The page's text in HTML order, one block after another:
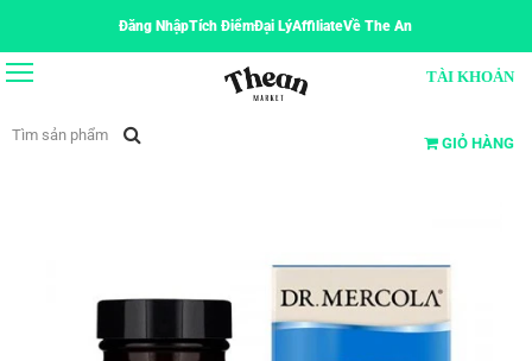
Đăng NhậpTích ĐiểmĐại LýAffiliateVề The An
TÀI KHOẢN
GIỎ HÀNG